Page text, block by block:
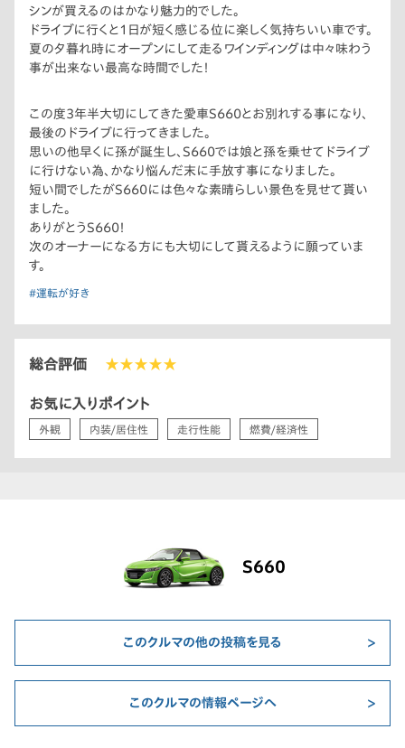
シンが買えるのはかなり魅力的でした。
ドライブに行くと1日が短く感じる位に楽しく気持ちいい車です。
夏の夕暮れ時にオープンにして走るワインディングは中々味わう
事が出来ない最高な時間でした！
この度3年半大切にしてきた愛車S660とお別れする事になり、
最後のドライブに行ってきました。
思いの他早くに孫が誕生し、S660では娘と孫を乗せてドライブ
に行けない為、かなり悩んだ末に手放す事になりました。
短い間でしたがS660には色々な素晴らしい景色を見せて貰い
ました。
ありがとうS660！
次のオーナーになる方にも大切にして貰えるように願っていま
す。
#運転が好き
総合評価 ★★★★★
お気に入りポイント
外観 内装/居住性 走行性能 燃費/経済性
S660
このクルマの他の投稿を見る
このクルマの情報ページへ